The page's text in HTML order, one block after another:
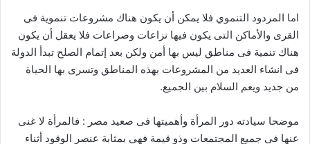
اما المردود التنموي فلا يمكن أن يكون هناك مشروعات تنموية فى
القرى والأماكن التى يكون فيها نزاعات وصراعات فلا يعقل أن يكون
هناك تنمية فى مناطق ليس بها أمن ولكن بعد إتمام الصلح تبدأ الدولة
فى انشاء العديد من المشروعات بهذه المناطق وتسرى بها الحياة
من جديد ويعم السلام بين الجميع.
موضحا سيادته دور المرأة وأهميتها فى صعيد مصر : فالمرأة لا غنى
عنها فى جميع المجتمعات وذو قيمة فهى بمثابة عنصر الوقود أثناء